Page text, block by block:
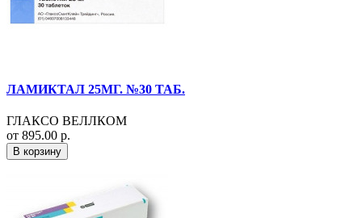
ЛАМИКТАЛ 25МГ. №30 ТАБ.
ГЛАКСО ВЕЛЛКОМ
от 895.00 р.
В корзину